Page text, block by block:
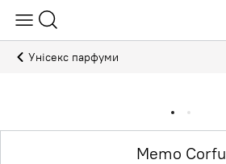
Унісекс парфуми
Memo Corfu